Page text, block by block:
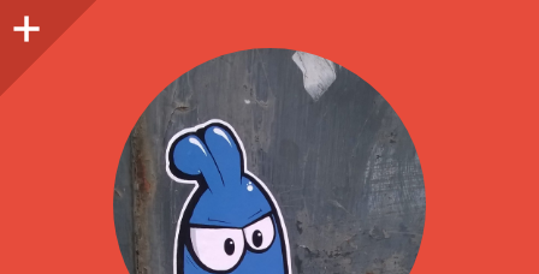
O
p
e
n
i
d
e
b
a
Seitenleiste